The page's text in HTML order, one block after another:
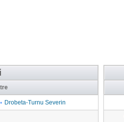
Drobeta-Turnu Severin